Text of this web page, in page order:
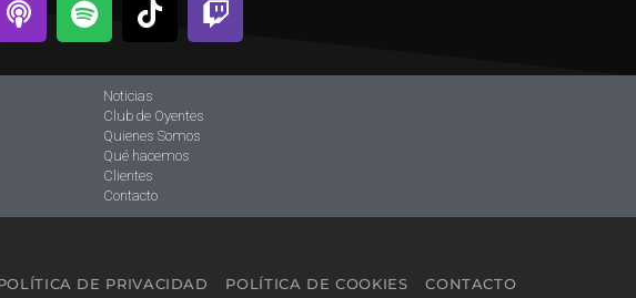
Noticias
Club de Oyentes
Quienes Somos
Qué hacemos
Clientes
Contacto
DE PRIVACIDAD POLÍTICA DE COOKIES CONTACTO